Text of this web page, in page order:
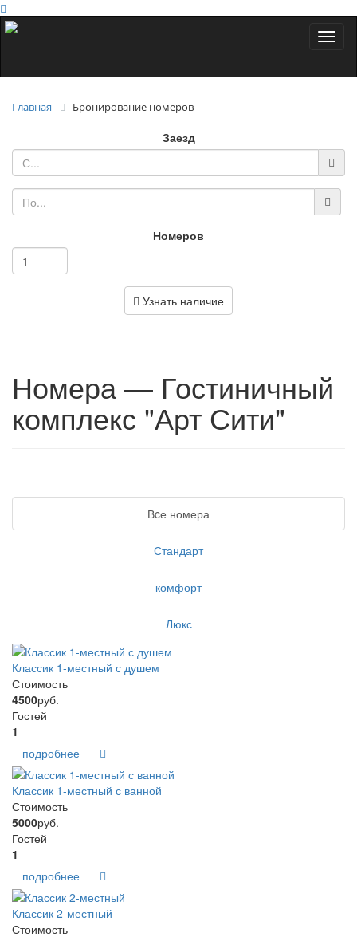
Главная Бронирование номеров
Заезд
Номеров
Узнать наличие
Номера — Гостиничный
комплекс "Арт Сити"
Вcе номера
Стандарт
комфорт
Люкс
Классик 1-местный с душем
Стоимость
4500руб.
Гостей
1
подробнее
Классик 1-местный с ванной
Стоимость
5000руб.
Гостей
1
подробнее
Классик 2-местный
Стоимость